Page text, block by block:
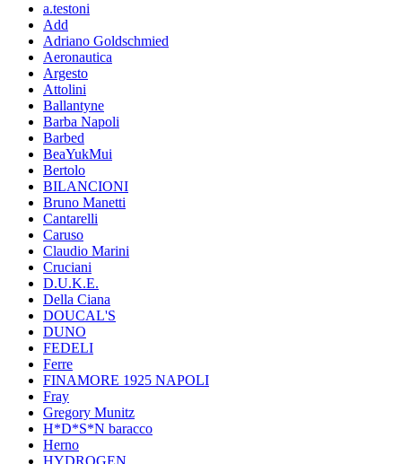
a.testoni
Add
Adriano Goldschmied
Aeronautica
Argesto
Attolini
Ballantyne
Barba Napoli
Barbed
BeaYukMui
Bertolo
BILANCIONI
Bruno Manetti
Cantarelli
Caruso
Claudio Marini
Cruciani
D.U.K.E.
Della Ciana
DOUCAL'S
DUNO
FEDELI
Ferre
FINAMORE 1925 NAPOLI
Fray
Gregory Munitz
H*D*S*N baracco
Herno
HYDROGEN